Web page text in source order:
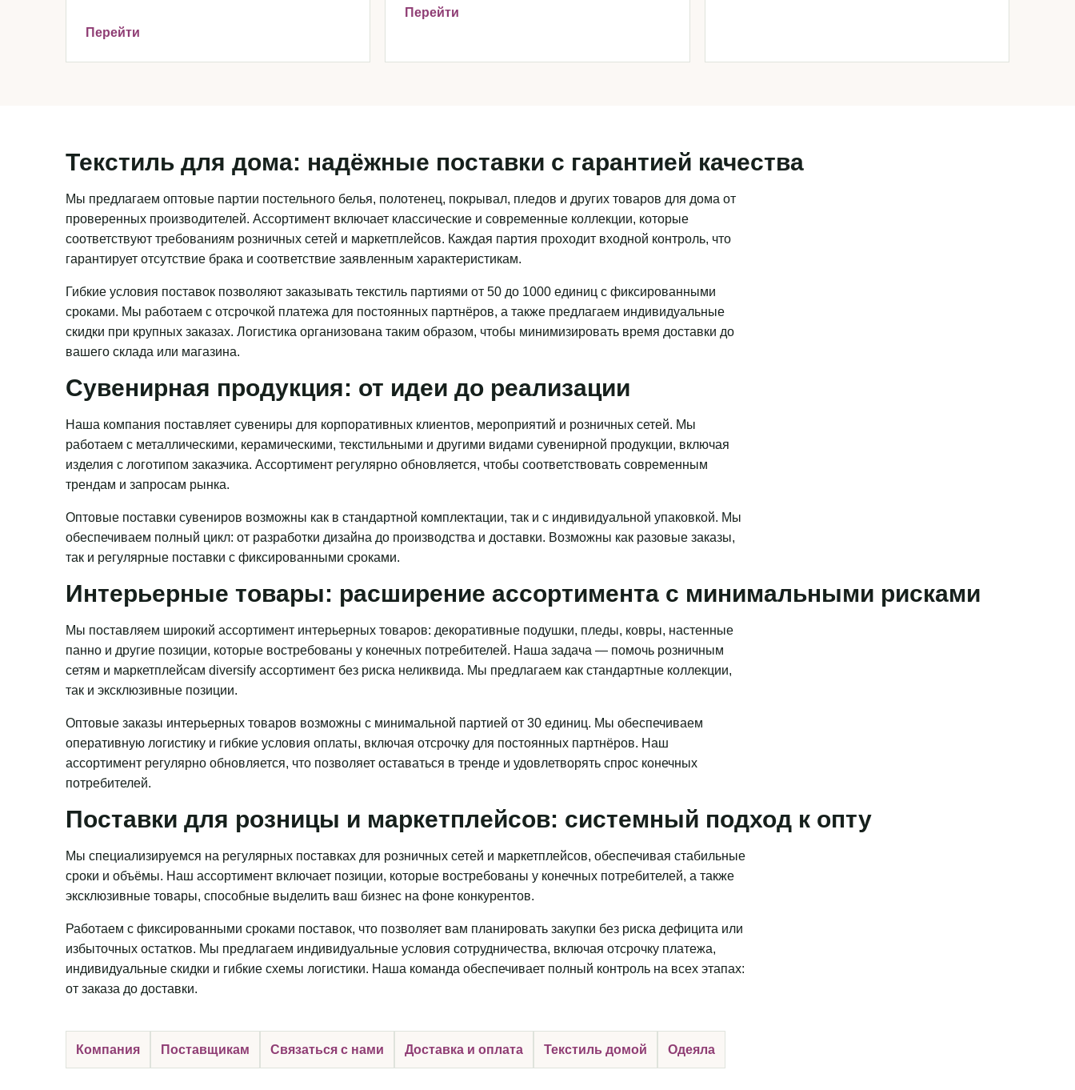
Перейти
Перейти
Текстиль для дома: надёжные поставки с гарантией качества
Мы предлагаем оптовые партии постельного белья, полотенец, покрывал, пледов и других товаров для дома от
проверенных производителей. Ассортимент включает классические и современные коллекции, которые
соответствуют требованиям розничных сетей и маркетплейсов. Каждая партия проходит входной контроль, что
гарантирует отсутствие брака и соответствие заявленным характеристикам.
Гибкие условия поставок позволяют заказывать текстиль партиями от 50 до 1000 единиц с фиксированными
сроками. Мы работаем с отсрочкой платежа для постоянных партнёров, а также предлагаем индивидуальные
скидки при крупных заказах. Логистика организована таким образом, чтобы минимизировать время доставки до
вашего склада или магазина.
Сувенирная продукция: от идеи до реализации
Наша компания поставляет сувениры для корпоративных клиентов, мероприятий и розничных сетей. Мы
работаем с металлическими, керамическими, текстильными и другими видами сувенирной продукции, включая
изделия с логотипом заказчика. Ассортимент регулярно обновляется, чтобы соответствовать современным
трендам и запросам рынка.
Оптовые поставки сувениров возможны как в стандартной комплектации, так и с индивидуальной упаковкой. Мы
обеспечиваем полный цикл: от разработки дизайна до производства и доставки. Возможны как разовые заказы,
так и регулярные поставки с фиксированными сроками.
Интерьерные товары: расширение ассортимента с минимальными рисками
Мы поставляем широкий ассортимент интерьерных товаров: декоративные подушки, пледы, ковры, настенные
панно и другие позиции, которые востребованы у конечных потребителей. Наша задача — помочь розничным
сетям и маркетплейсам diversify ассортимент без риска неликвида. Мы предлагаем как стандартные коллекции,
так и эксклюзивные позиции.
Оптовые заказы интерьерных товаров возможны с минимальной партией от 30 единиц. Мы обеспечиваем
оперативную логистику и гибкие условия оплаты, включая отсрочку для постоянных партнёров. Наш
ассортимент регулярно обновляется, что позволяет оставаться в тренде и удовлетворять спрос конечных
потребителей.
Поставки для розницы и маркетплейсов: системный подход к опту
Мы специализируемся на регулярных поставках для розничных сетей и маркетплейсов, обеспечивая стабильные
сроки и объёмы. Наш ассортимент включает позиции, которые востребованы у конечных потребителей, а также
эксклюзивные товары, способные выделить ваш бизнес на фоне конкурентов.
Работаем с фиксированными сроками поставок, что позволяет вам планировать закупки без риска дефицита или
избыточных остатков. Мы предлагаем индивидуальные условия сотрудничества, включая отсрочку платежа,
индивидуальные скидки и гибкие схемы логистики. Наша команда обеспечивает полный контроль на всех этапах:
от заказа до доставки.
Компания Поставщикам Связаться с нами Доставка и оплата Текстиль домой Одеяла